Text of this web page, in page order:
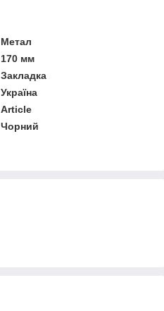
Метал
170 мм
Закладка
Україна
Article
Чорний